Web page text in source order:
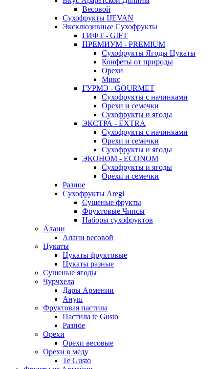
Весовой
Сухофрукты IJEVAN
Эксклюзивные Сухофрукты
ГИФТ - GIFT
ПРЕМИУМ - PREMIUM
Сухофрукты Ягоды Цукаты
Конфеты от природы
Орехи
Микс
ГУРМЭ - GOURMET
Сухофрукты с начинками
Орехи и семечки
Сухофрукты и ягоды
ЭКСТРА - EXTRA
Сухофрукты с начинками
Орехи и семечки
Сухофрукты и ягоды
ЭКОНОМ - ECONOM
Сухофрукты и ягоды
Орехи и семечки
Разное
Сухофрукты Aregi
Сушеные фрукты
Фруктовые Чипсы
Наборы сухофруктов
Алани
Алани весовой
Цукаты
Цукаты фруктовые
Цукаты разные
Сушеные ягоды
Чурчхела
Дары Армении
Ануш
Фруктовая пастила
Пастила te Gusto
Разное
Орехи
Орехи весовые
Орехи в меду
Te Gusto